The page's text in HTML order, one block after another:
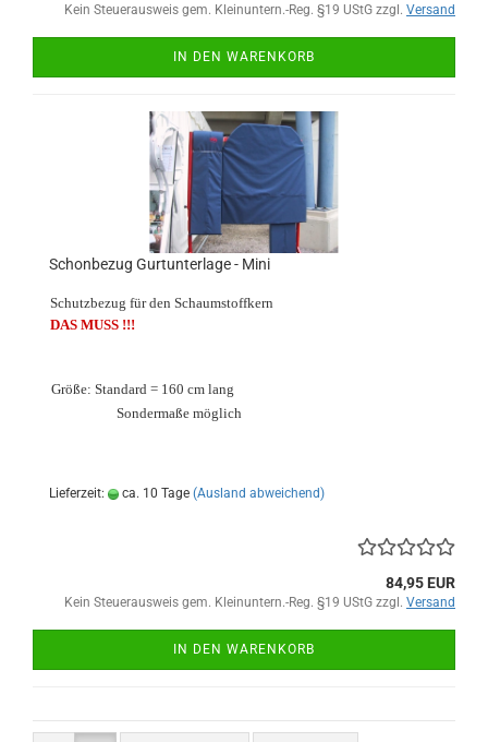
Kein Steuerausweis gem. Kleinuntern.-Reg. §19 UStG zzgl. Versand
IN DEN WARENKORB
Schonbezug Gurtunterlage - Mini
Schutzbezug für den Schaumstoffkern
DAS MUSS !!!
Größe: Standard = 160 cm lang
Sondermaße möglich
Lieferzeit: ca. 10 Tage (Ausland abweichend)
84,95 EUR
Kein Steuerausweis gem. Kleinuntern.-Reg. §19 UStG zzgl. Versand
IN DEN WARENKORB